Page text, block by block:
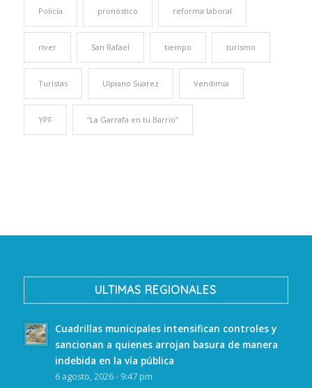
Policía pronóstico reforma laboral
river San Rafael tiempo turismo
Turistas Ulpiano Suarez Vendimia
YPF “La Garrafa en tu Barrio”
ULTIMAS REGIONALES
Cuadrillas municipales intensifican controles y
sancionan a quienes arrojan basura de manera
indebida en la vía pública
6 agosto, 2026 - 9:47 pm